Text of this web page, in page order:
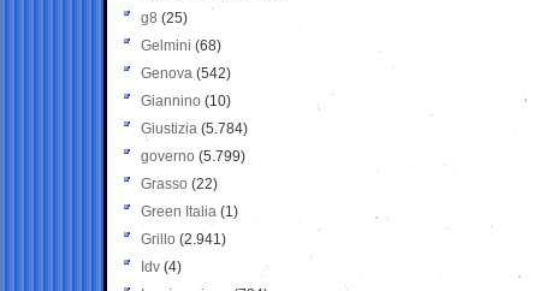
g8 (25)
Gelmini (68)
Genova (542)
Giannino (10)
Giustizia (5.784)
governo (5.799)
Grasso (22)
Green Italia (1)
Grillo (2.941)
Idv (4)